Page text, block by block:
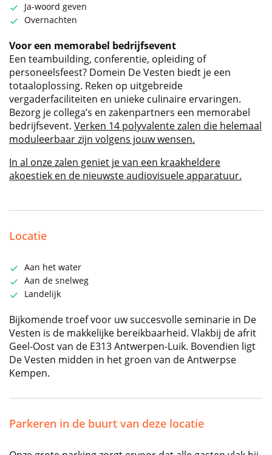
Ja-woord geven
Overnachten
Voor een memorabel bedrijfsevent
Een teambuilding, conferentie, opleiding of
personeelsfeest? Domein De Vesten biedt je een
totaaloplossing. Reken op uitgebreide
vergaderfaciliteiten en unieke culinaire ervaringen.
Bezorg je collega’s en zakenpartners een memorabel
bedrijfsevent. Verken 14 polyvalente zalen die helemaal
moduleerbaar zijn volgens jouw wensen.
In al onze zalen geniet je van een kraakheldere
akoestiek en de nieuwste audiovisuele apparatuur.
Locatie
Aan het water
Aan de snelweg
Landelijk
Bijkomende troef voor uw succesvolle seminarie in De
Vesten is de makkelijke bereikbaarheid. Vlakbij de afrit
Geel-Oost van de E313 Antwerpen-Luik. Bovendien ligt
De Vesten midden in het groen van de Antwerpse
Kempen.
Parkeren in de buurt van deze locatie